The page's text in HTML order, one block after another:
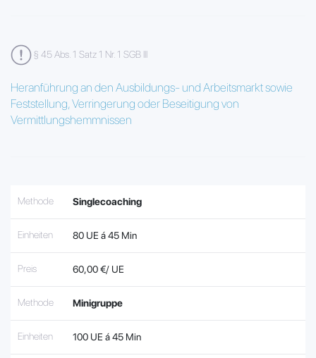
§ 45 Abs. 1 Satz 1 Nr. 1 SGB III
Heranführung an den Ausbildungs- und Arbeitsmarkt sowie
Feststellung, Verringerung oder Beseitigung von
Vermittlungshemmnissen
Methode Singlecoaching
Einheiten 80 UE á 45 Min
Preis 60,00 €/ UE
Methode Minigruppe
Einheiten 100 UE á 45 Min